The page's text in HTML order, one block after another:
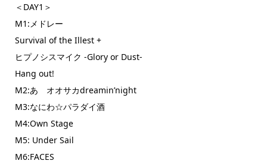
＜DAY1＞
M1:メドレー
Survival of the Illest +
ヒプノシスマイク -Glory or Dust-
Hang out!
M2:あゝオオサカdreamin’night
M3:なにわ☆パラダイ酒
M4:Own Stage
M5: Under Sail
M6:FACES